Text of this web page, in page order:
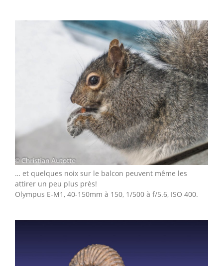
… et quelques noix sur le balcon peuvent même les
attirer un peu plus près!
Olympus E-M1, 40-150mm à 150, 1/500 à f/5.6, ISO 400.